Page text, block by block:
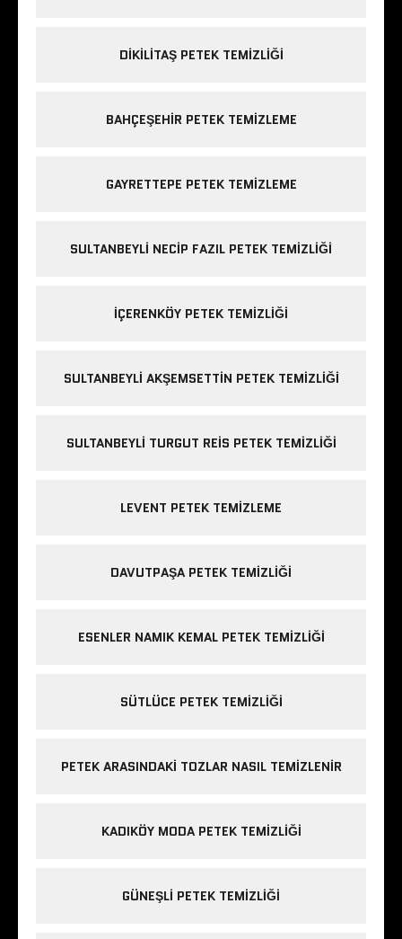
DIKILITAŞ PETEK TEMIZLIĞI
BAHÇEŞEHIR PETEK TEMIZLEME
GAYRETTEPE PETEK TEMIZLEME
SULTANBEYLI NECIP FAZIL PETEK TEMIZLIĞI
IÇERENKÖY PETEK TEMIZLIĞI
SULTANBEYLI AKŞEMSETTIN PETEK TEMIZLIĞI
SULTANBEYLI TURGUT REIS PETEK TEMIZLIĞI
LEVENT PETEK TEMIZLEME
DAVUTPAŞA PETEK TEMIZLIĞI
ESENLER NAMIK KEMAL PETEK TEMIZLIĞI
SÜTLÜCE PETEK TEMIZLIĞI
PETEK ARASINDAKI TOZLAR NASIL TEMIZLENIR
KADIKÖY MODA PETEK TEMIZLIĞI
GÜNEŞLI PETEK TEMIZLIĞI